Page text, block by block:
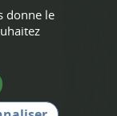
donne le